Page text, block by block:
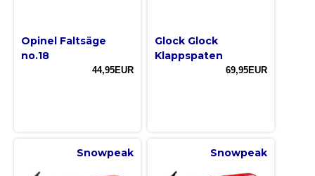
Opinel Faltsäge
no.18
44,95EUR
Glock Glock
Klappspaten
69,95EUR
Snowpeak Snowpeak